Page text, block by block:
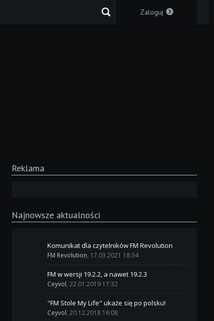
Zaloguj
Reklama
Najnowsze aktualności
Komunikat dla czytelników FM Revolution
FM Revolution, 17.03.2021 18:34
FM w wersji 19.2.2, a nawet 19.2.3
Ceyvol, 22.01.2019 17:32
"FM Stole My Life" ukaże się po polsku!
Ceyvol, 20.12.2018 16:08